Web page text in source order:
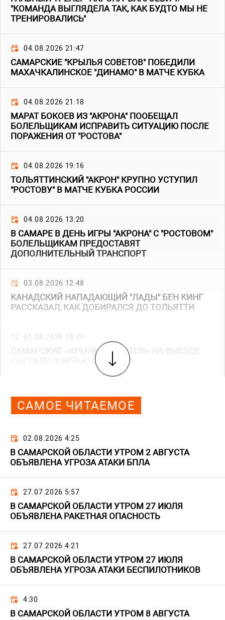
"КОМАНДА ВЫГЛЯДЕЛА ТАК, КАК БУДТО МЫ НЕ
ТРЕНИРОВАЛИСЬ"
04.08.2026 21:47
САМАРСКИЕ "КРЫЛЬЯ СОВЕТОВ" ПОБЕДИЛИ
МАХАЧКАЛИНСКОЕ "ДИНАМО" В МАТЧЕ КУБКА
04.08.2026 21:18
МАРАТ БОКОЕВ ИЗ "АКРОНА" ПООБЕЩАЛ
БОЛЕЛЬЩИКАМ ИСПРАВИТЬ СИТУАЦИЮ ПОСЛЕ
ПОРАЖЕНИЯ ОТ "РОСТОВА"
04.08.2026 19:16
ТОЛЬЯТТИНСКИЙ "АКРОН" КРУПНО УСТУПИЛ
"РОСТОВУ" В МАТЧЕ КУБКА РОССИИ
04.08.2026 13:20
В САМАРЕ В ДЕНЬ ИГРЫ "АКРОНА" С "РОСТОВОМ"
БОЛЕЛЬЩИКАМ ПРЕДОСТАВЯТ
ДОПОЛНИТЕЛЬНЫЙ ТРАНСПОРТ
03.08.2026 12:48
КАНАДСКИЙ НАПАДАЮЩИЙ "ЛАДЫ" БЕН КИНГ
РАССКАЗАЛ, КАК ДОБИРАЛСЯ ДО ТОЛЬЯТТИ
01.08.2026 19:29
САМАРСКИЕ «КРЫЛЬЯ СОВЕТОВ» НА ВЫЕЗДЕ
СЫГРАЛИ ВНИЧЬЮ С ЦСКА
САМОЕ ЧИТАЕМОЕ
02.08.2026 4:25
В САМАРСКОЙ ОБЛАСТИ УТРОМ 2 АВГУСТА
ОБЪЯВЛЕНА УГРОЗА АТАКИ БПЛА
27.07.2026 5:57
В САМАРСКОЙ ОБЛАСТИ УТРОМ 27 ИЮЛЯ
ОБЪЯВЛЕНА РАКЕТНАЯ ОПАСНОСТЬ
27.07.2026 4:21
В САМАРСКОЙ ОБЛАСТИ УТРОМ 27 ИЮЛЯ
ОБЪЯВЛЕНА УГРОЗА АТАКИ БЕСПИЛОТНИКОВ
4:30
В САМАРСКОЙ ОБЛАСТИ УТРОМ 8 АВГУСТА